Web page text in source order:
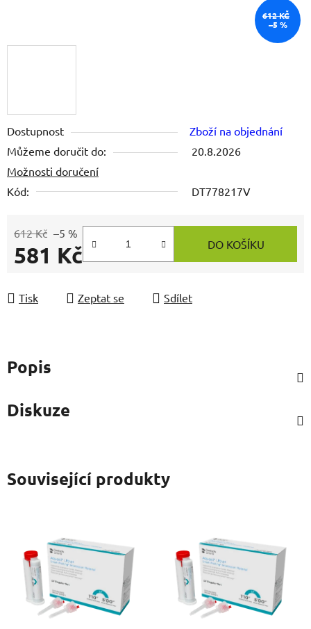
Dostupnost
Zboží na objednání
Můžeme doručit do:
20.8.2026
Možnosti doručení
Kód:
DT778217V
612 Kč –5 %
581 Kč DO KOŠÍKU
Tisk Zeptat se Sdílet
612 KČ
–5 %
Popis
Diskuze
Související produkty